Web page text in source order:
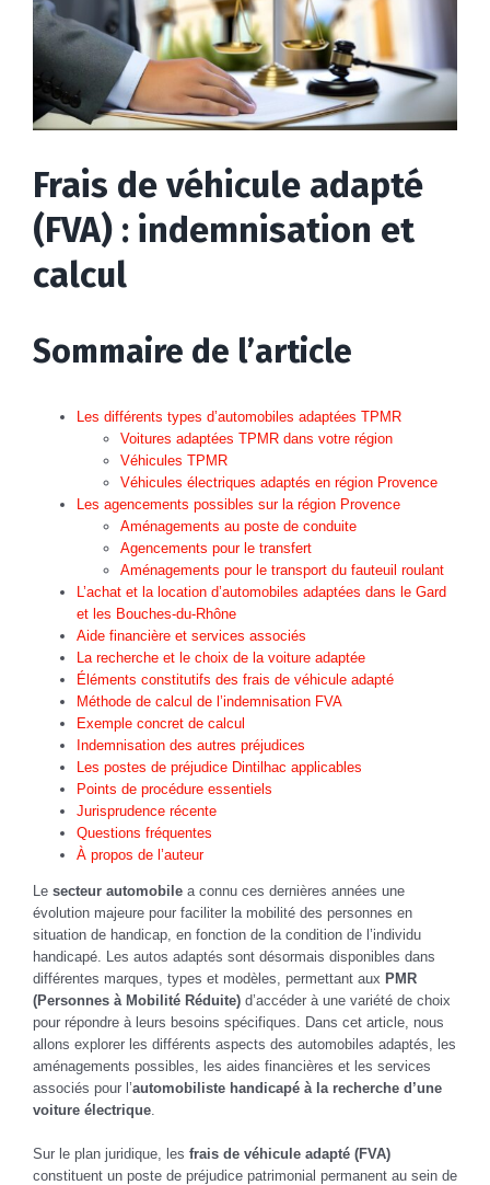
Frais de véhicule adapté
(FVA) : indemnisation et
calcul
Sommaire de l’article
Les différents types d’automobiles adaptées TPMR
Voitures adaptées TPMR dans votre région
Véhicules TPMR
Véhicules électriques adaptés en région Provence
Les agencements possibles sur la région Provence
Aménagements au poste de conduite
Agencements pour le transfert
Aménagements pour le transport du fauteuil roulant
L’achat et la location d’automobiles adaptées dans le Gard
et les Bouches-du-Rhône
Aide financière et services associés
La recherche et le choix de la voiture adaptée
Éléments constitutifs des frais de véhicule adapté
Méthode de calcul de l’indemnisation FVA
Exemple concret de calcul
Indemnisation des autres préjudices
Les postes de préjudice Dintilhac applicables
Points de procédure essentiels
Jurisprudence récente
Questions fréquentes
À propos de l’auteur
Le secteur automobile a connu ces dernières années une
évolution majeure pour faciliter la mobilité des personnes en
situation de handicap, en fonction de la condition de l’individu
handicapé. Les autos adaptés sont désormais disponibles dans
différentes marques, types et modèles, permettant aux PMR
(Personnes à Mobilité Réduite) d’accéder à une variété de choix
pour répondre à leurs besoins spécifiques. Dans cet article, nous
allons explorer les différents aspects des automobiles adaptés, les
aménagements possibles, les aides financières et les services
associés pour l’automobiliste handicapé à la recherche d’une
voiture électrique
Sur le plan juridique, les frais de véhicule adapté (FVA)
constituent un poste de préjudice patrimonial permanent au sein de